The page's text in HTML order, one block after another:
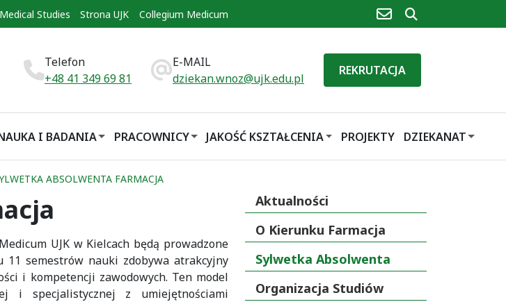
Medical Studies Strona UJK Collegium Medicum poczta
Telefon
+48 41 349 69 81
E-MAIL
dziekan.wnoz@ujk.edu.pl
REKRUTACJA
I BADANIA PRACOWNICY JAKOŚĆ KSZTAŁCENIA PROJEKTY DZIEKANAT
ABSOLWENTA FARMACJA
UJK w Kielcach będą prowadzone
11 semestrów nauki zdobywa atrakcyjny
i kompetencji zawodowych. Ten model
i specjalistycznej z umiejętnościami
Aktualności
O Kierunku Farmacja
Sylwetka Absolwenta
Organizacja Studiów